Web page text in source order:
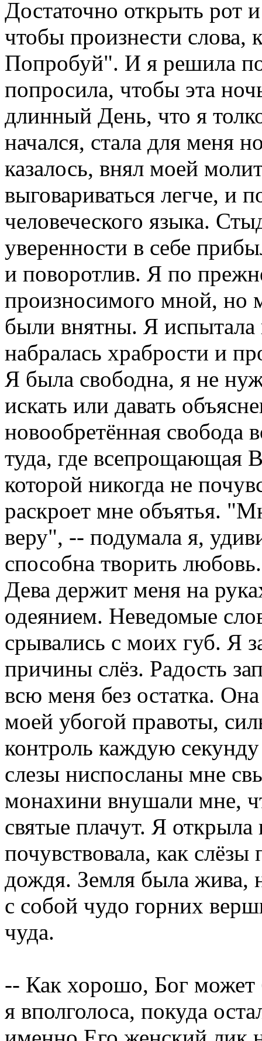
Достаточно открыть рот
чтобы произнести
Попробуй". И я решила
попросила, чтобы эта
длинный День, что я
начался, стала для меня
казалось, внял моей
выговариваться легче, и
человеческого языка.
уверенности в себе
и поворотлив. Я по
произносимого мной, но
были внятны. Я испытала
набралась храбрости и
Я была свободна, я не
искать или давать
новообретённая свобода
туда, где всепрощающая
которой никогда не
раскроет мне объятья.
веру", -- подумала я,
способна творить
Дева держит меня на
одеянием. Неведомые
срывались с моих губ. Я
причины слёз. Радость
всю меня без остатка.
моей убогой правоты,
контроль каждую
слезы ниспосланы мне
монахини внушали мне,
святые плачут. Я открыла
почувствовала, как
дождя. Земля была жива,
с собой чудо горних
чуда.
-- Как хорошо, Бог
я вполголоса, покуда